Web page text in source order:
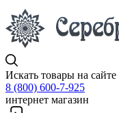
Искать товары на сайте
8 (800) 600-7-925
интернет магазин